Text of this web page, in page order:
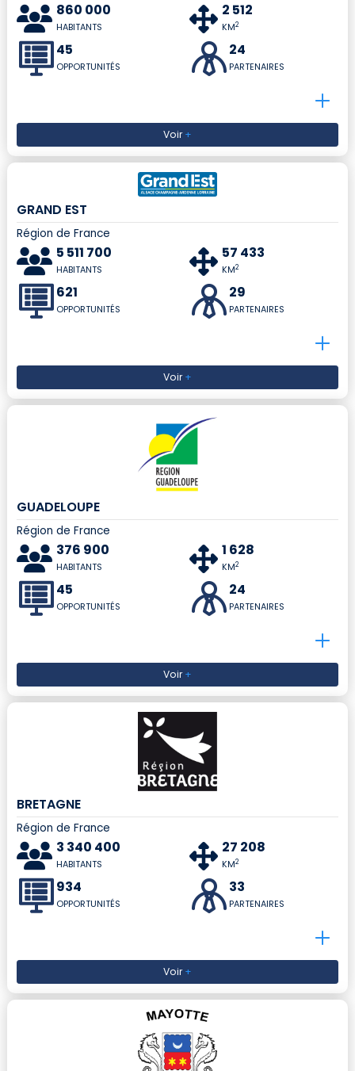
860 000
HABITANTS
2 512
KM2
45
OPPORTUNITÉS
24
PARTENAIRES
Voir+
GRAND EST
Région de France
5 511 700
HABITANTS
57 433
KM2
621
OPPORTUNITÉS
29
PARTENAIRES
Voir+
GUADELOUPE
Région de France
376 900
HABITANTS
1 628
KM2
45
OPPORTUNITÉS
24
PARTENAIRES
Voir+
BRETAGNE
Région de France
3 340 400
HABITANTS
27 208
KM2
934
OPPORTUNITÉS
33
PARTENAIRES
Voir+